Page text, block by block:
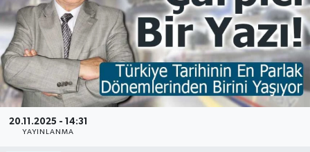
20.11.2025 - 14:31
YAYINLANMA
Spor
Eğitim